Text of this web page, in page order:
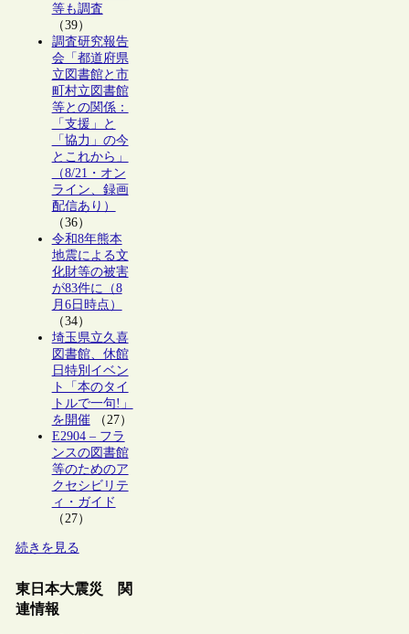
等も調査
（39）
調査研究報告
会「都道府県
立図書館と市
町村立図書館
等との関係：
「支援」と
「協力」の今
とこれから」
（8/21・オン
ライン、録画
配信あり）
（36）
令和8年熊本
地震による文
化財等の被害
が83件に（8
月6日時点）
（34）
埼玉県立久喜
図書館、休館
日特別イベン
ト「本のタイ
トルで一句!」
を開催（27）
E2904 – フラ
ンスの図書館
等のためのア
クセシビリテ
ィ・ガイド
（27）
続きを見る
東日本大震災 関
連情報